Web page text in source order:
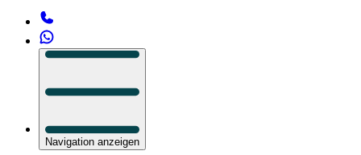
Navigation anzeigen